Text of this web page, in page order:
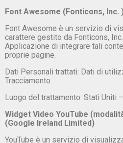
Font Awesome (Fonticons, Inc.
Font Awesome è un servizio di
carattere gestito da Fonticons,
Applicazione di integrare tali
proprie pagine.
Dati Personali trattati: Dati di
Tracciamento.
Luogo del trattamento: Stati Uniti –
Widget Video YouTube
(Google Ireland Limited)
YouTube è un servizio di